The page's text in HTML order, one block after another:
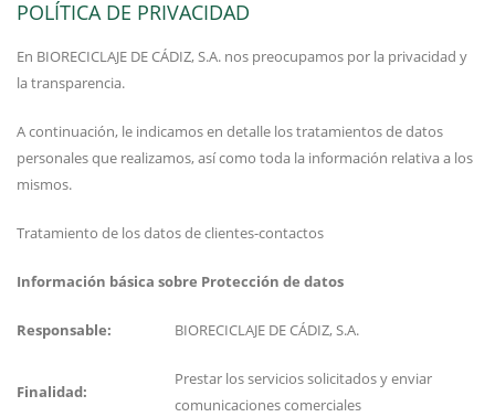
POLÍTICA DE PRIVACIDAD
En BIORECICLAJE DE CÁDIZ, S.A. nos preocupamos por la privacidad y
la transparencia.
A continuación, le indicamos en detalle los tratamientos de datos
personales que realizamos, así como toda la información relativa a los
mismos.
Tratamiento de los datos de clientes-contactos
Información básica sobre Protección de datos
Responsable: BIORECICLAJE DE CÁDIZ, S.A.
Finalidad:
Prestar los servicios solicitados y enviar
comunicaciones comerciales